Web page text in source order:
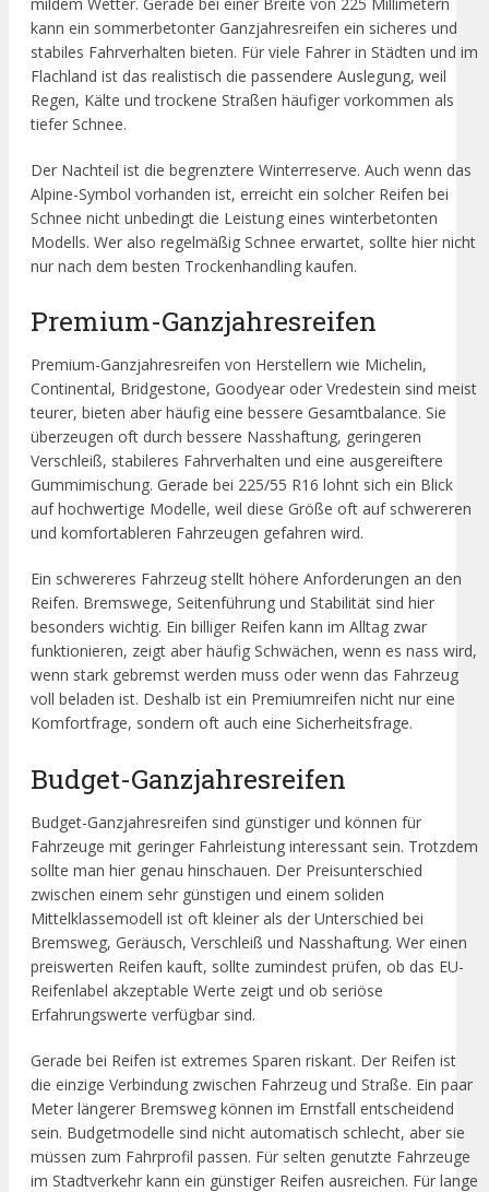
kann ein sommerbetonter Ganzjahresreifen ein sicheres und
stabiles Fahrverhalten bieten. Für viele Fahrer in Städten und im
Flachland ist das realistisch die passendere Auslegung, weil
Regen, Kälte und trockene Straßen häufiger vorkommen als
tiefer Schnee.
Der Nachteil ist die begrenztere Winterreserve. Auch wenn das
Alpine-Symbol vorhanden ist, erreicht ein solcher Reifen bei
Schnee nicht unbedingt die Leistung eines winterbetonten
Modells. Wer also regelmäßig Schnee erwartet, sollte hier nicht
nur nach dem besten Trockenhandling kaufen.
Premium-Ganzjahresreifen
Premium-Ganzjahresreifen von Herstellern wie Michelin,
Continental, Bridgestone, Goodyear oder Vredestein sind meist
teurer, bieten aber häufig eine bessere Gesamtbalance. Sie
überzeugen oft durch bessere Nasshaftung, geringeren
Verschleiß, stabileres Fahrverhalten und eine ausgereiftere
Gummimischung. Gerade bei 225/55 R16 lohnt sich ein Blick
auf hochwertige Modelle, weil diese Größe oft auf schwereren
und komfortableren Fahrzeugen gefahren wird.
Ein schwereres Fahrzeug stellt höhere Anforderungen an den
Reifen. Bremswege, Seitenführung und Stabilität sind hier
besonders wichtig. Ein billiger Reifen kann im Alltag zwar
funktionieren, zeigt aber häufig Schwächen, wenn es nass wird,
wenn stark gebremst werden muss oder wenn das Fahrzeug
voll beladen ist. Deshalb ist ein Premiumreifen nicht nur eine
Komfortfrage, sondern oft auch eine Sicherheitsfrage.
Budget-Ganzjahresreifen
Budget-Ganzjahresreifen sind günstiger und können für
Fahrzeuge mit geringer Fahrleistung interessant sein. Trotzdem
sollte man hier genau hinschauen. Der Preisunterschied
zwischen einem sehr günstigen und einem soliden
Mittelklassemodell ist oft kleiner als der Unterschied bei
Bremsweg, Geräusch, Verschleiß und Nasshaftung. Wer einen
preiswerten Reifen kauft, sollte zumindest prüfen, ob das EU-
Reifenlabel akzeptable Werte zeigt und ob seriöse
Erfahrungswerte verfügbar sind.
Gerade bei Reifen ist extremes Sparen riskant. Der Reifen ist
die einzige Verbindung zwischen Fahrzeug und Straße. Ein paar
Meter längerer Bremsweg können im Ernstfall entscheidend
sein. Budgetmodelle sind nicht automatisch schlecht, aber sie
müssen zum Fahrprofil passen. Für selten genutzte Fahrzeuge
im Stadtverkehr kann ein günstiger Reifen ausreichen. Für lange